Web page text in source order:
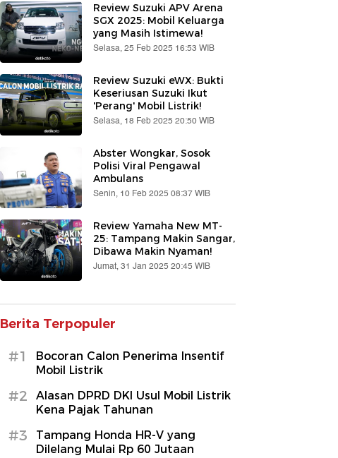
Review Suzuki APV Arena
SGX 2025: Mobil Keluarga
yang Masih Istimewa!
Selasa, 25 Feb 2025 16:53 WIB
Review Suzuki eWX: Bukti
Keseriusan Suzuki Ikut
'Perang' Mobil Listrik!
Selasa, 18 Feb 2025 20:50 WIB
Abster Wongkar, Sosok
Polisi Viral Pengawal
Ambulans
Senin, 10 Feb 2025 08:37 WIB
Review Yamaha New MT-
25: Tampang Makin Sangar,
Dibawa Makin Nyaman!
Jumat, 31 Jan 2025 20:45 WIB
Berita Terpopuler
#1
Bocoran Calon Penerima Insentif
Mobil Listrik
#2
Alasan DPRD DKI Usul Mobil Listrik
Kena Pajak Tahunan
#3
Tampang Honda HR-V yang
Dilelang Mulai Rp 60 Jutaan